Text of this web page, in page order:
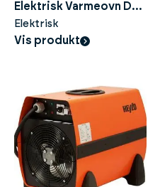
Elektrisk Varmeovn DE
30
Elektrisk
Vis produkt